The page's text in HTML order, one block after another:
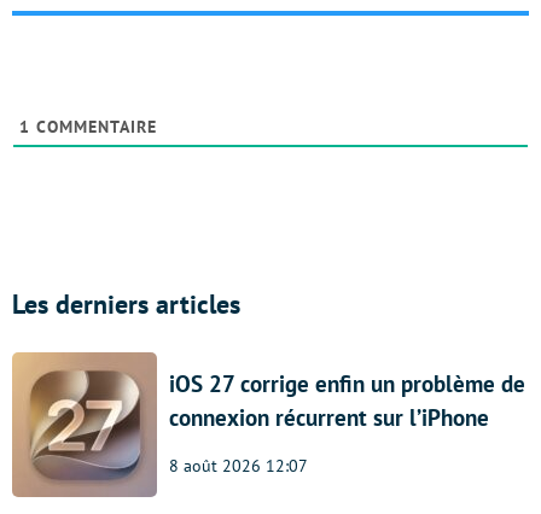
1 COMMENTAIRE
Les derniers articles
iOS 27 corrige enfin un problème de
connexion récurrent sur l’iPhone
8 août 2026 12:07